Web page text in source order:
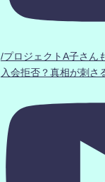
/プロジェクトA子さ
入会拒否？真相が刺さ